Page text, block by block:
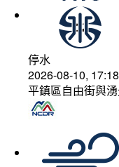
停水
2026-08-10,
平鎮區自由街與